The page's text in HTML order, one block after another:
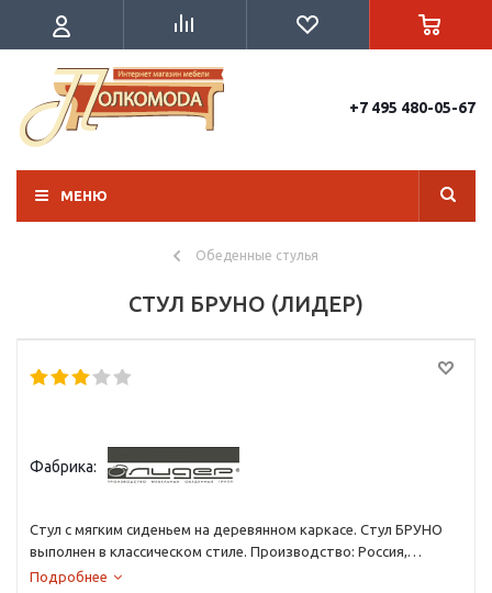
+7 495 480-05-67
МЕНЮ
Обеденные стулья
СТУЛ БРУНО (ЛИДЕР)
Фабрика:
Стул с мягким сиденьем на деревянном каркасе. Стул БРУНО
выполнен в классическом стиле. Производство: Россия,
фабрика — Лидер.
Подробнее